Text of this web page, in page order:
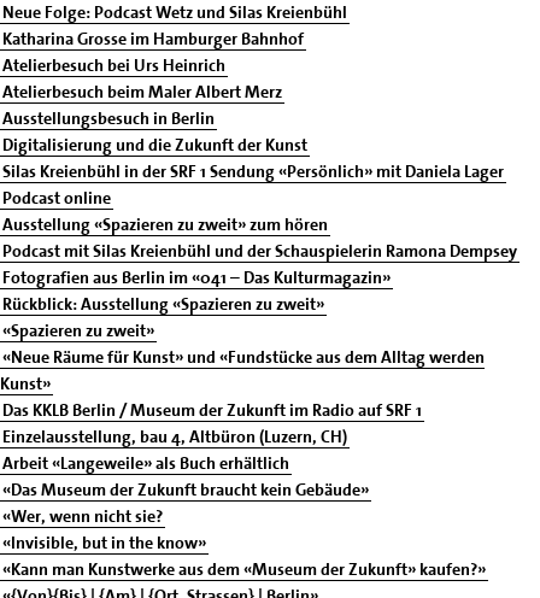
Neue Folge: Podcast Wetz und Silas Kreienbühl
Katharina Grosse im Hamburger Bahnhof
Atelierbesuch bei Urs Heinrich
Atelierbesuch beim Maler Albert Merz
Ausstellungsbesuch in Berlin
Digitalisierung und die Zukunft der Kunst
Silas Kreienbühl in der SRF 1 Sendung «Persönlich» mit Daniela Lager
Podcast online
Ausstellung «Spazieren zu zweit» zum hören
Podcast mit Silas Kreienbühl und der Schauspielerin Ramona Dempsey
Fotografien aus Berlin im «041 – Das Kulturmagazin»
Rückblick: Ausstellung «Spazieren zu zweit»
«Spazieren zu zweit»
«Neue Räume für Kunst» und «Fundstücke aus dem Alltag werden
Kunst»
Das KKLB Berlin / Museum der Zukunft im Radio auf SRF 1
Einzelausstellung, bau 4, Altbüron (Luzern, CH)
Arbeit «Langeweile» als Buch erhältlich
«Das Museum der Zukunft braucht kein Gebäude»
«Wer, wenn nicht sie?
«Invisible, but in the know»
«Kann man Kunstwerke aus dem «Museum der Zukunft» kaufen?»